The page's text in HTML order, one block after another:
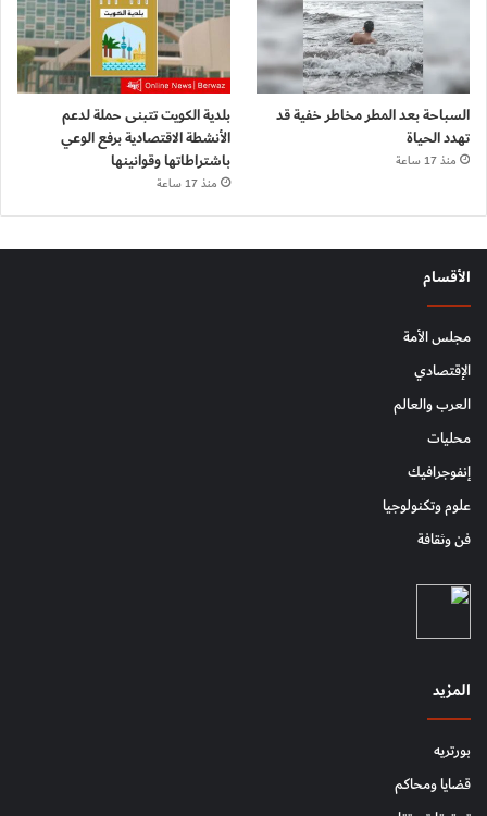
السباحة بعد المطر مخاطر خفية قد
تهدد الحياة
منذ 17 ساعة
بلدية الكويت تتبنى حملة لدعم
الأنشطة الاقتصادية برفع الوعي
باشتراطاتها وقوانينها
منذ 17 ساعة
الأقسام
مجلس الأمة
الإقتصادي
العرب والعالم
محليات
إنفوجرافيك
علوم وتكنولوجيا
فن وثقافة
المزيد
بورتريه
قضايا ومحاكم